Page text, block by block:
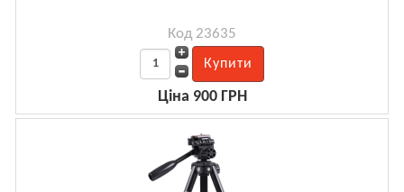
Код 23635
Ціна 900 ГРН